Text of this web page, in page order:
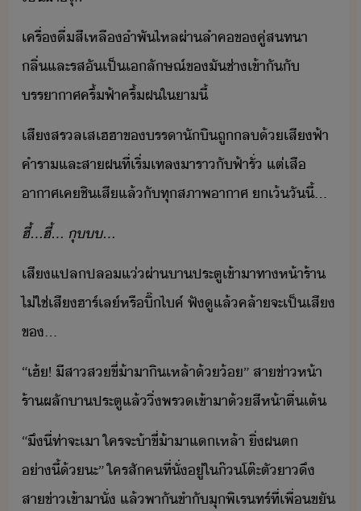
​เครื่ื่​สีเหลืำพั​ไหลผ่า​ลำค​ข​คู่สทา​ ​
ลิ่​และ​รส​ัเป็​เลัษณ์​ข​ั​ช่า​เข้าั​ั​
รราาศ​ครึ้ฟ้าครึ้ฝ​ใ​า​ี้
​เสี​สรลเสเฮฮา​ข​รรา​ัิ​ถู​ล​้​เสี​ฟ้า​
คำรา​และ​สาฝ​ที่​เริ่​เทล​า​ราั​ฟ้า​รั่​ ​แต่​เสื​
าาศ​เคชิ​เสี​แล้​ั​ทุ​สภาพาาศ​ ​เ้​ัี้​...
ฮี้​...​ฮี้​...​ ​ุ​​...
​เสี​แปลปล​แ่​ผ่า​าประตู​เข้าา​ทา​ห้า​ร้า​ ​
ไ่ใช่​เสีฮาร​์​เล์​หรื​ิ๊​ไค์​ ​ฟั​ูแล​้​คล้า​จะ​เป็​เสี​
ข​...
​“​เฮ้​!​ ​ีสา​ส​ขี่้า​าิ​เหล้า​้​้​”​ ​สา​ข่า​ห้า​
ร้า​ผลั​าประตู​แล้​ิ่​พร​เข้าา​้​สีห้า​ตื่เต้
​“​ึ​ี่​ท่าจะ​เา​ ​ใคร​จะ​้า​ขี่้า​า​แ​เหล้า​ ​ิ่​ฝต​
่าี้​้​ะ​”​ ​ใคร​สั​คที​่​ั่​ู่​ใ​๊​โต๊ะ​ตั​า​ึ​
สา​ข่า​เข้าา​ั่​ ​แล้​พาั​ขำ​ั​ุ​พิเร​ทร​์​ที่​เพื่​ขั​